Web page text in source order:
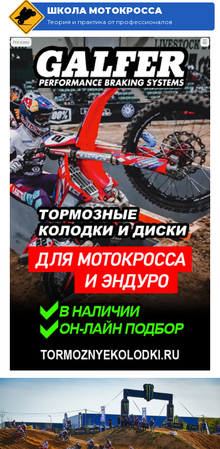
ШКОЛА МОТОКРОССА
Теория и практика от профессионалов
Реклама ☰